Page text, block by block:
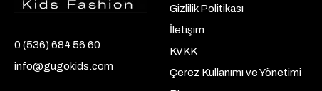
0 (536) 684 56 60
info@gugokids.com
Gizlilik Politikası
İletişim
KVKK
Çerez Kullanımı ve Yönetimi